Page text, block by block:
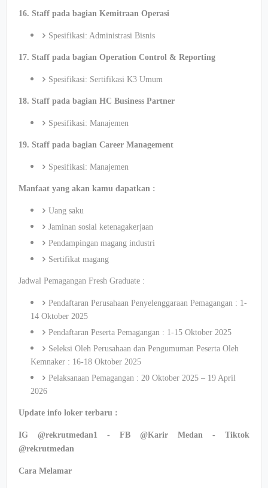
16. Staff pada bagian Kemitraan Operasi
Spesifikasi: Administrasi Bisnis
17. Staff pada bagian Operation Control & Reporting
Spesifikasi: Sertifikasi K3 Umum
18. Staff pada bagian HC Business Partner
Spesifikasi: Manajemen
19. Staff pada bagian Career Management
Spesifikasi: Manajemen
Manfaat yang akan kamu dapatkan :
Uang saku
Jaminan sosial ketenagakerjaan
⁠Pendampingan magang industri
⁠Sertifikat magang
Jadwal Pemagangan Fresh Graduate :
Pendaftaran Perusahaan Penyelenggaraan Pemagangan : 1-
14 Oktober 2025
Pendaftaran Peserta Pemagangan : 1-15 Oktober 2025
Seleksi Oleh Perusahaan dan Pengumuman Peserta Oleh
Kemnaker : 16-18 Oktober 2025
Pelaksanaan Pemagangan : 20 Oktober 2025 – 19 April
2026
Update info loker terbaru :
IG @rekrutmedan1 - FB @Karir Medan - Tiktok
@rekrutmedan
Cara Melamar